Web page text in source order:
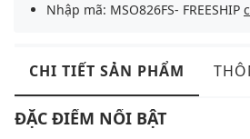
Nhập mã: MSO826FS- FREESHIP
CHI TIẾT SẢN PHẨM
ĐẶC ĐIỂM NỔI BẬT